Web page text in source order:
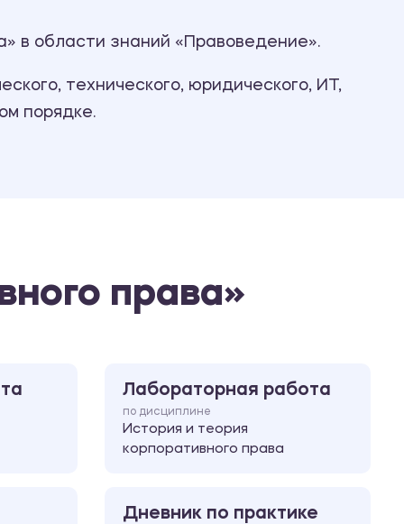
Дневник по практике
в области знаний «Правоведение».
технического, юридического, ИТ,
порядке.
права»
Лабораторная работа
по дисциплине
История и теория
корпоративного права
Дневник по практике